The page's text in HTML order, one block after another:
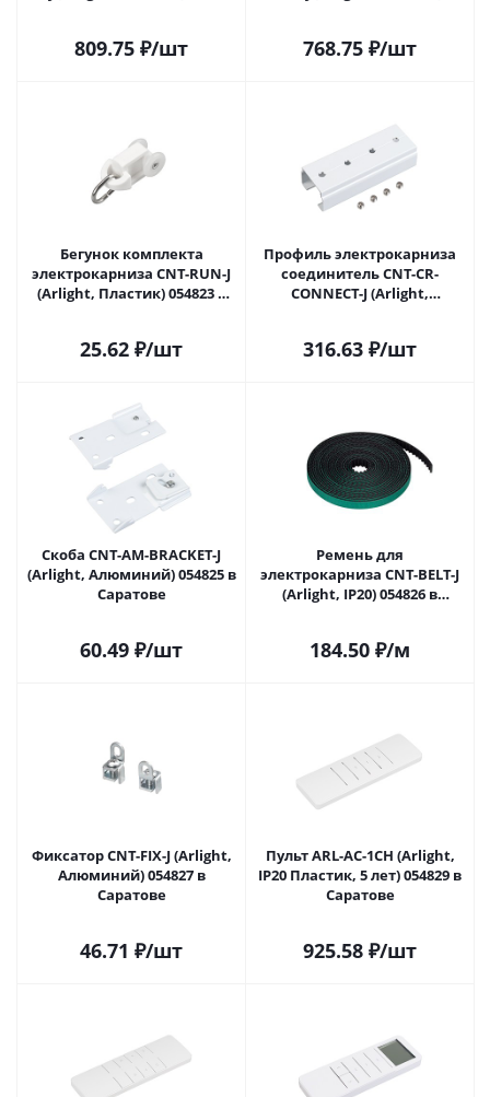
809.75 ₽/шт 768.75 ₽/шт
Бегунок комплекта
электрокарниза CNT-RUN-J
(Arlight, Пластик) 054823 в
25.62 ₽/шт
Профиль электрокарниза
соединитель CNT-CR-
CONNECT-J (Arlight,
316.63 ₽/шт
Скоба CNT-AM-BRACKET-J
(Arlight, Алюминий) 054825 в
Саратове
60.49 ₽/шт
Ремень для
электрокарниза CNT-BELT-J
(Arlight, IP20) 054826 в
184.50 ₽/м
Фиксатор CNT-FIX-J (Arlight,
Алюминий) 054827 в
Саратове
46.71 ₽/шт
Пульт ARL-AC-1CH (Arlight,
IP20 Пластик, 5 лет) 054829 в
Саратове
925.58 ₽/шт